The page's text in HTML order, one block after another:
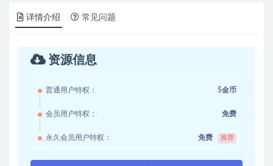
详情介绍 常见问题
资源信息
普通用户特权： 5金币
会员用户特权： 免费
永久会员用户特权： 免费 推荐